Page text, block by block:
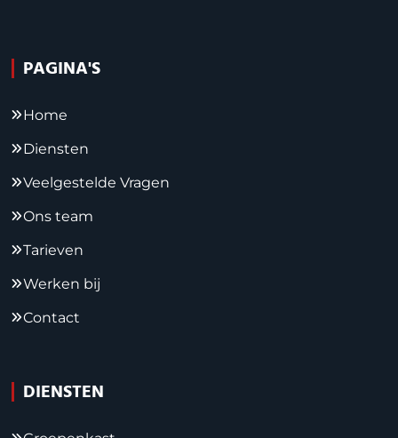
PAGINA'S
Home
Diensten
Veelgestelde Vragen
Ons team
Tarieven
Werken bij
Contact
DIENSTEN